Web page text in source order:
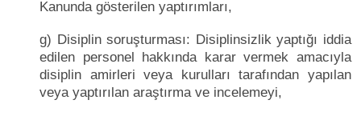
Kanunda gösterilen yaptırımları,
g) Disiplin soruşturması: Disiplinsizlik yaptığı iddia
edilen personel hakkında karar vermek amacıyla
disiplin amirleri veya kurulları tarafından yapılan
veya yaptırılan araştırma ve incelemeyi,